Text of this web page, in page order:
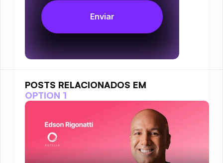
POSTS RELACIONADOS EM
OPTION 1